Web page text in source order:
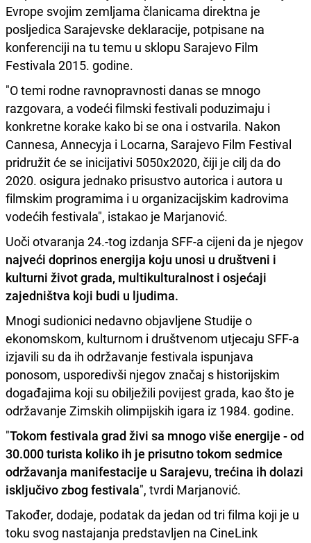
Evrope svojim zemljama članicama direktna je
posljedica Sarajevske deklaracije, potpisane na
konferenciji na tu temu u sklopu Sarajevo Film
Festivala 2015. godine.
"O temi rodne ravnopravnosti danas se mnogo
razgovara, a vodeći filmski festivali poduzimaju i
konkretne korake kako bi se ona i ostvarila. Nakon
Cannesa, Annecyja i Locarna, Sarajevo Film Festival
pridružit će se inicijativi 5050x2020, čiji je cilj da do
2020. osigura jednako prisustvo autorica i autora u
filmskim programima i u organizacijskim kadrovima
vodećih festivala", istakao je Marjanović.
Uoči otvaranja 24.-tog izdanja SFF-a cijeni da je njegov
najveći doprinos energija koju unosi u društveni i
kulturni život grada, multikulturalnost i osjećaji
zajedništva koji budi u ljudima.
Mnogi sudionici nedavno objavljene Studije o
ekonomskom, kulturnom i društvenom utjecaju SFF-a
izjavili su da ih održavanje festivala ispunjava
ponosom, usporedivši njegov značaj s historijskim
događajima koji su obilježili povijest grada, kao što je
održavanje Zimskih olimpijskih igara iz 1984. godine.
"Tokom festivala grad živi sa mnogo više energije - od
30.000 turista koliko ih je prisutno tokom sedmice
održavanja manifestacije u Sarajevu, trećina ih dolazi
isključivo zbog festivala", tvrdi Marjanović.
Također, dodaje, podatak da jedan od tri filma koji je u
toku svog nastajanja predstavljen na CineLink